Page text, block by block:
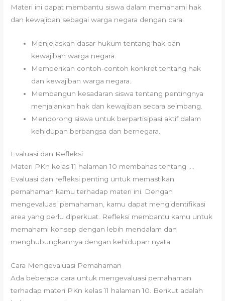
Materi ini dapat membantu siswa dalam memahami hak
dan kewajiban sebagai warga negara dengan cara:
Menjelaskan dasar hukum tentang hak dan
kewajiban warga negara.
Memberikan contoh-contoh konkret tentang hak
dan kewajiban warga negara.
Membangun kesadaran siswa tentang pentingnya
menjalankan hak dan kewajiban secara seimbang.
Mendorong siswa untuk berpartisipasi aktif dalam
kehidupan berbangsa dan bernegara.
Evaluasi dan Refleksi
Materi PKn kelas 11 halaman 10 membahas tentang ….
Evaluasi dan refleksi penting untuk memastikan
pemahaman kamu terhadap materi ini. Dengan
mengevaluasi pemahaman, kamu dapat mengidentifikasi
area yang perlu diperkuat. Refleksi membantu kamu untuk
memahami konsep dengan lebih mendalam dan
menghubungkannya dengan kehidupan nyata.
Cara Mengevaluasi Pemahaman
Ada beberapa cara untuk mengevaluasi pemahaman
terhadap materi PKn kelas 11 halaman 10. Berikut adalah